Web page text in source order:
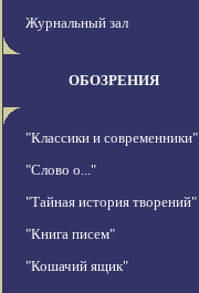
Журнальный зал
ОБОЗРЕНИЯ
"Классики и современники"
"Слово о..."
"Тайная история творений"
"Книга писем"
"Кошачий ящик"